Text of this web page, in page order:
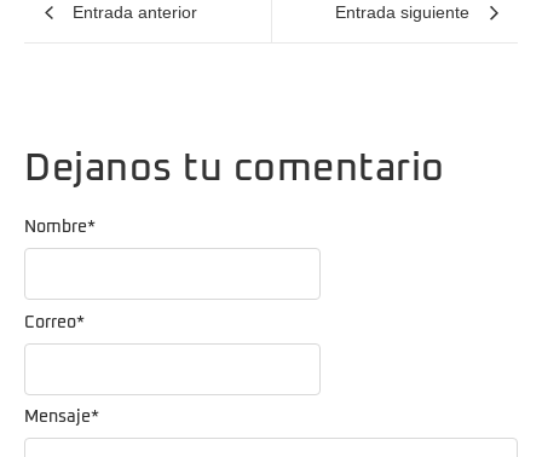
Entrada anterior Entrada siguiente
Dejanos tu comentario
Mensaje*
Nombre*
Correo*